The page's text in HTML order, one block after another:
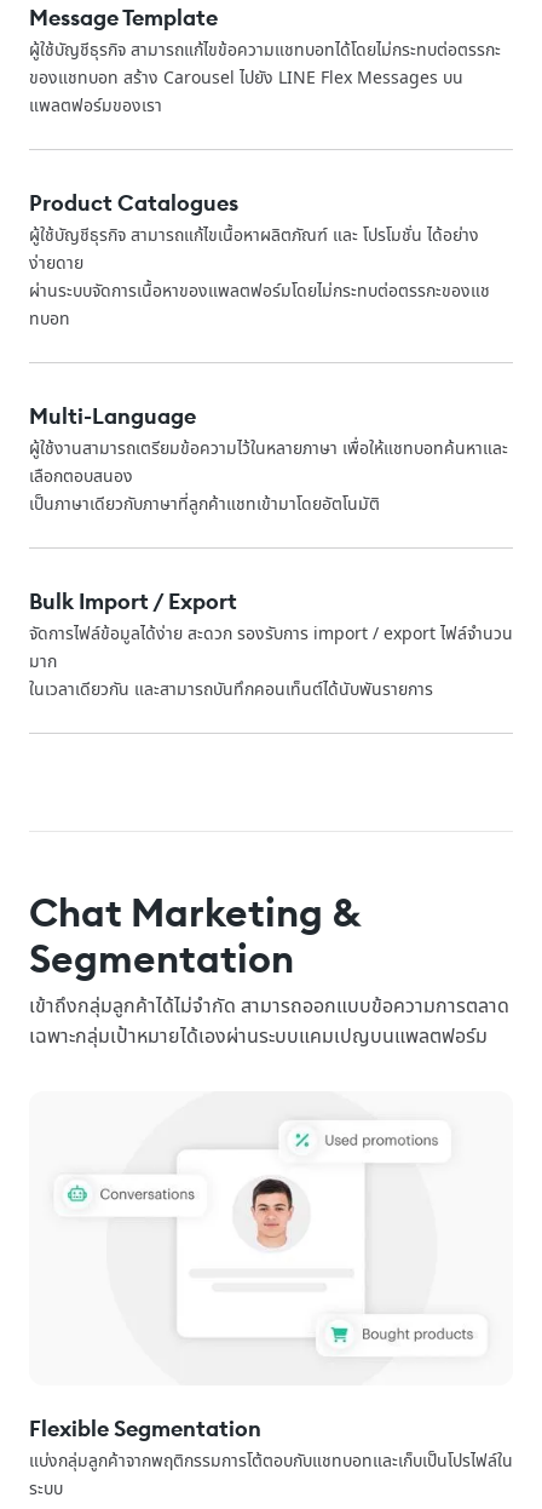
Message Template
ผู้ใช้บัญชีธุรกิจ สามารถแก้ไขข้อความแชทบอทได้โดยไม่กระทบต่อตรรกะ
ของแชทบอท สร้าง Carousel ไปยัง LINE Flex Messages บน
แพลตฟอร์มของเรา
Product Catalogues
ผู้ใช้บัญชีธุรกิจ สามารถแก้ไขเนื้อหาผลิตภัณฑ์ และ โปรโมชั่น ได้อย่าง
ง่ายดาย
ผ่านระบบจัดการเนื้อหาของแพลตฟอร์มโดยไม่กระทบต่อตรรกะของแช
ทบอท
Multi-Language
ผู้ใช้งานสามารถเตรียมข้อความไว้ในหลายภาษา เพื่อให้แชทบอทค้นหาและ
เลือกตอบสนอง
เป็นภาษาเดียวกับภาษาที่ลูกค้าแชทเข้ามาโดยอัตโนมัติ
Bulk Import / Export
จัดการไฟล์ข้อมูลได้ง่าย สะดวก รองรับการ import / export ไฟล์จำนวน
มาก
ในเวลาเดียวกัน และสามารถบันทึกคอนเท็นต์ได้นับพันรายการ
Chat Marketing &
Segmentation
เข้าถึงกลุ่มลูกค้าได้ไม่จำกัด สามารถออกแบบข้อความการตลาด
เฉพาะกลุ่มเป้าหมายได้เองผ่านระบบแคมเปญบนแพลตฟอร์ม
Flexible Segmentation
แบ่งกลุ่มลูกค้าจากพฤติกรรมการโต้ตอบกับแชทบอทและเก็บเป็นโปรไฟล์ใน
ระบบ